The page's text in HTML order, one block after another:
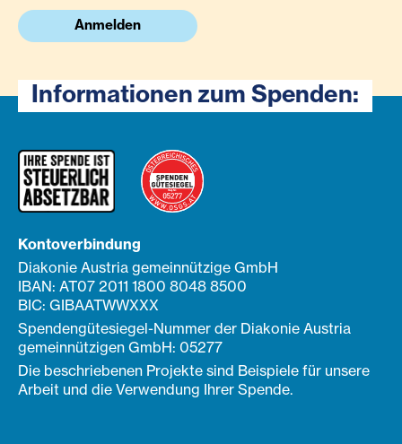
Anmelden
Informationen zum Spenden:
Kontoverbindung
Diakonie Austria gemeinnützige GmbH
IBAN: AT07 2011 1800 8048 8500
BIC: GIBAATWWXXX
Spendengütesiegel-Nummer der Diakonie Austria
gemeinnützigen GmbH: 05277
Die beschriebenen Projekte sind Beispiele für unsere
Arbeit und die Verwendung Ihrer Spende.